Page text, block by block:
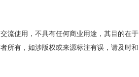
流使用，不具有任何商业用途，其目的在于
所有，如涉版权或来源标注有误，请及时和